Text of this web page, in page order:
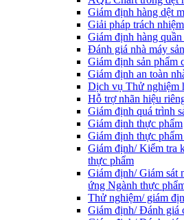
Giám định hàng dệt
Giải pháp trách
Giám định hàng
Đánh giá nhà máy
Giám định sản phẩm
Giám định an toàn
Dịch vụ Thử nghiệm
Hỗ trợ nhãn hiệu
Giám định quá trình
Giám định thực phẩm
Giám định thực
Giám định/ Kiểm tra
thực phẩm
Giám định/ Giám sát
ứng Ngành thực
Thử nghiệm/ giám
Giám định/ Đánh giá